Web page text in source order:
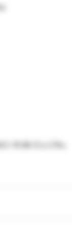
9538 15 a 17hs.